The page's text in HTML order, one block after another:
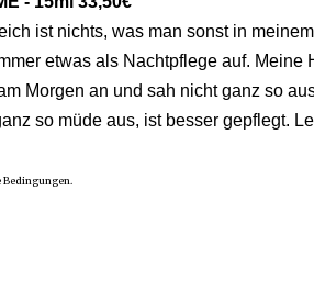
ist nichts, was man sonst in
etwas als Nachtpflege auf. Meine
Morgen an und sah nicht ganz so
so müde aus, ist besser gepflegt.